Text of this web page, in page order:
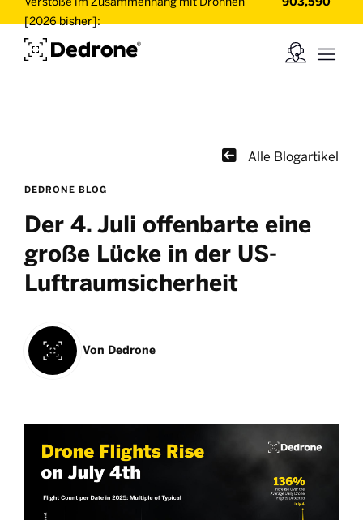
[2026 bisher]:
 Alle Blogartikel
DEDRONE BLOG
Der 4. Juli offenbarte eine
große Lücke in der US-
Luftraumsicherheit
Von Dedrone